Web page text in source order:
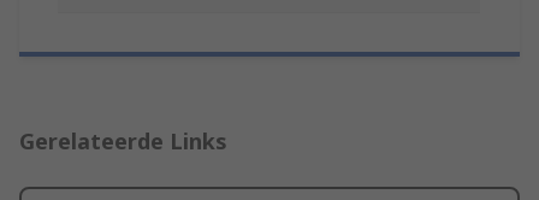
Gerelateerde Links